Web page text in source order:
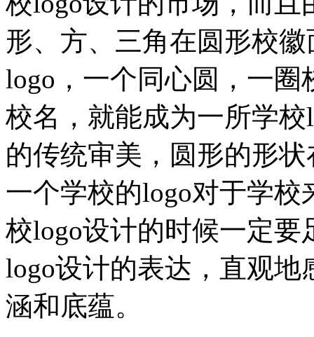
形、方、三角在圆形校
logo，一个同心圆，一
校名，就能成为一所学
的传统审美，圆形的形
一个学校的logo对于学
校logo设计的时候一定
logo设计的表达，直观
涵和底蕴。